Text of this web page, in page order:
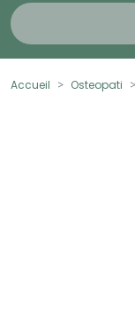
Accueil Osteopati